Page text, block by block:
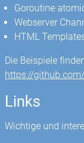
Goroutine
Webserver
HTML
Die Beispiele
https://
Links
Wichtige und